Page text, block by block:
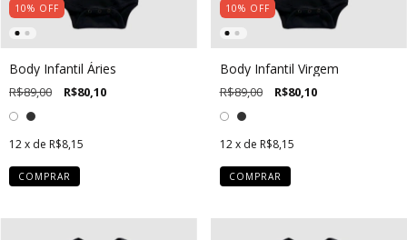
10% OFF
Body Infantil Áries
R$89,00 R$80,10
12x de R$8,15
COMPRAR
10% OFF
Body Infantil Virgem
R$89,00 R$80,10
12 x de R$8,15
COMPRAR